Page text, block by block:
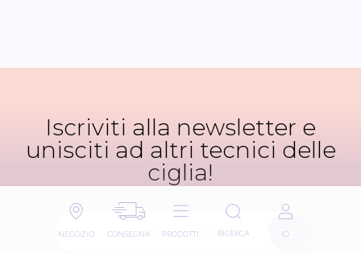
NEGOZIO RICERCA
CONSEGNA PRODOTTI IO
Iscriviti alla newsletter e
unisciti ad altri tecnici delle
ciglia!
s